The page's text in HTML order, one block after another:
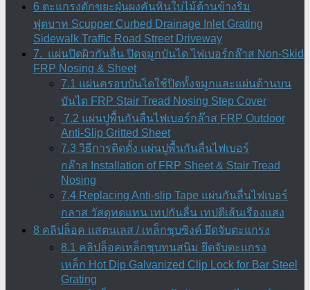
6 ตะแกรงดักขยะฝุ่นผงคันหินใบไม้ด้านข้างริม
ฟุตบาท Scupper Curbed Drainage Inlet Grating
Sidewalk Traffic Road Street Driveway
7. แผ่นปิดผิวกันลื่น ปิดจมูกบันได ไฟเบอร์กล๊าส Non-Skid
FRP Nosing & Sheet
7.1 แผ่นครอบบันไดใช้ปิดทั้งจมูกและแผ่นด้านบน
บันได FRP Stair Tread Nosing Step Cover
7.2 แผ่นปูพื้นกันลื่นไฟเบอร์กล๊าส FRP Outdoor
Anti-Slip Gritted Sheet
7.3 วิธีการติดตั้ง แผ่นปูพื้นกันลื่นไฟเบอร์
กล๊าส Installation of FRP Sheet & Stair Tread
Nosing
7.4 Replacing Anti-slip Tape แผ่นกันลื่นไฟเบอร์
กลาส วัสดุทดแทน เทปกันลื่น เทปตีเส้นเรืองแสง
8 คลิปล็อค แสตนเลส / เหล็กชุบซิงค์ ยึดจับตะแกรง
8.1 คลิปล็อคเหล็กชุบทนสนิม ยึดจับตะแกรง
เหล็ก Hot Dip Galvanized Clip Lock for Bar Steel
Grating